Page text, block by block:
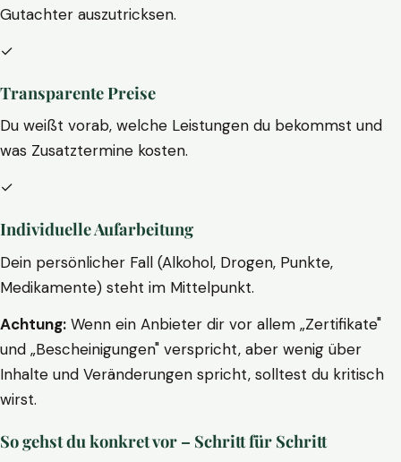
Gutachter auszutricksen.
✓
Transparente Preise
Du weißt vorab, welche Leistungen du bekommst und
was Zusatztermine kosten.
✓
Individuelle Aufarbeitung
Dein persönlicher Fall (Alkohol, Drogen, Punkte,
Medikamente) steht im Mittelpunkt.
Achtung: Wenn ein Anbieter dir vor allem „Zertifikate"
und „Bescheinigungen" verspricht, aber wenig über
Inhalte und Veränderungen spricht, solltest du kritisch
wirst.
So gehst du konkret vor – Schritt für Schritt